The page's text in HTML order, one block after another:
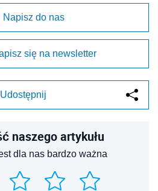
Napisz do nas
się na newsletter
Udostępnij
naszego artykułu
dla nas bardzo ważna